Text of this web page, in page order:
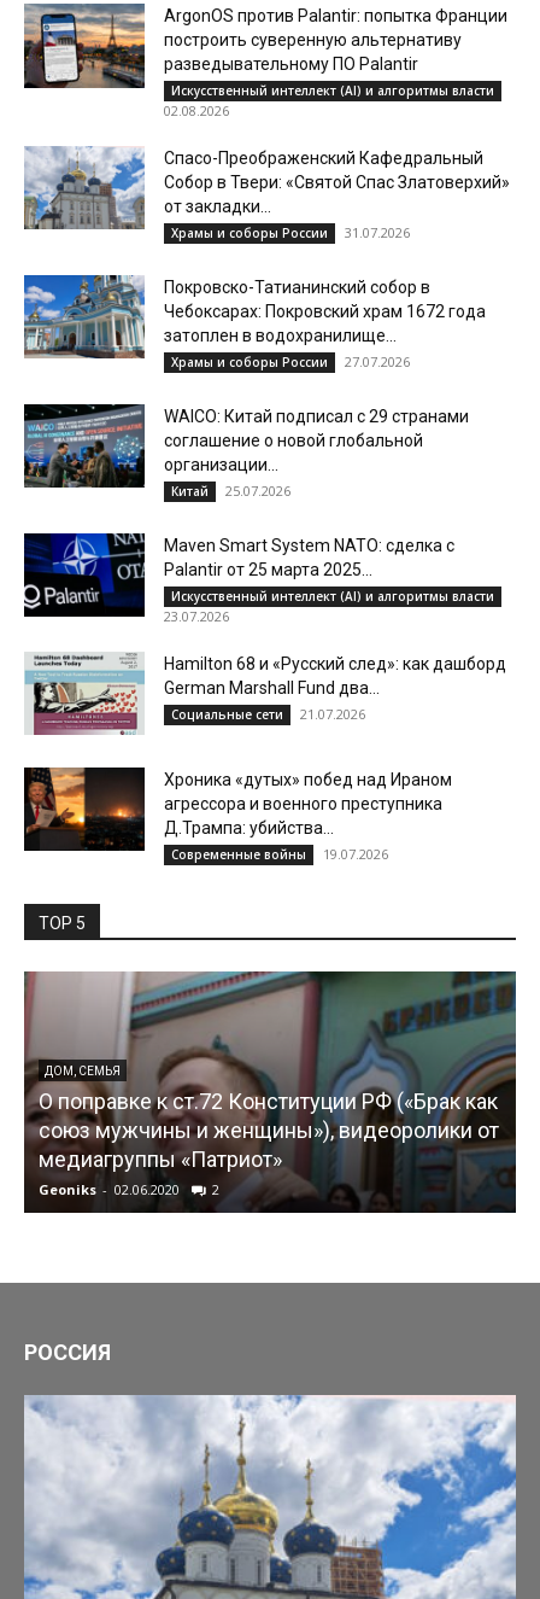
ArgonOS против Palantir: попытка Франции
построить суверенную альтернативу
разведывательному ПО Palantir
Искусственный интеллект (AI) и алгоритмы власти
02.08.2026
Спасо-Преображенский Кафедральный
Собор в Твери: «Святой Спас Златоверхий»
от закладки...
Храмы и соборы России 31.07.2026
Покровско-Татианинский собор в
Чебоксарах: Покровский храм 1672 года
затоплен в водохранилище...
Храмы и соборы России 27.07.2026
WAICO: Китай подписал с 29 странами
соглашение о новой глобальной
организации...
Китай 25.07.2026
Maven Smart System NATO: сделка с
Palantir от 25 марта 2025...
Искусственный интеллект (AI) и алгоритмы власти
23.07.2026
Hamilton 68 и «Русский след»: как дашборд
German Marshall Fund два...
Социальные сети 21.07.2026
Хроника «дутых» побед над Ираном
агрессора и военного преступника
Д.Трампа: убийства...
Современные войны 19.07.2026
TOP 5
ДОМ, СЕМЬЯ
О поправке к ст.72 Конституции РФ («Брак как
союз мужчины и женщины»), видеоролики от
медиагруппы «Патриот»
Geoniks - 02.06.2020 2
РОССИЯ